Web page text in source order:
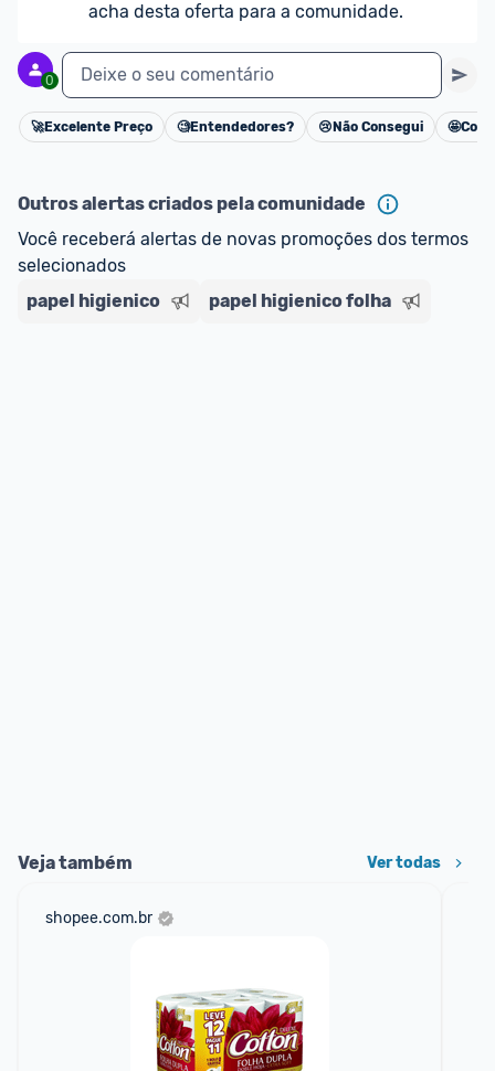
acha desta oferta para a comunidade.
0 Deixe o seu comentário
Cancelar
🚀Excelente Preço 🧐Entendedores? 😢 Não Consegui 🤩
Outros alertas criados pela comunidade
Você receberá alertas de novas promoções dos termos
selecionados
papel higienico
papel higienico folha
Veja também Ver todas
shopee.com.br